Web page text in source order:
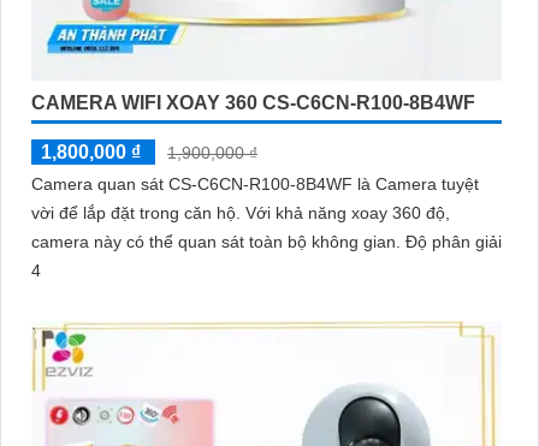
CAMERA WIFI XOAY 360 CS-C6CN-R100-8B4WF
1,800,000 ₫
1,900,000 ₫
Camera quan sát CS-C6CN-R100-8B4WF là Camera tuyệt
vời để lắp đặt trong căn hộ. Với khả năng xoay 360 độ,
camera này có thể quan sát toàn bộ không gian. Độ phân giải
4